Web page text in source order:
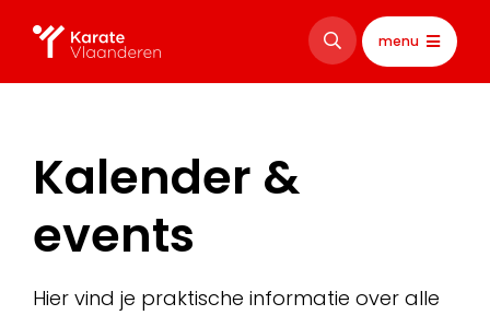
menu
Kalender &
events
Hier vind je praktische informatie over alle